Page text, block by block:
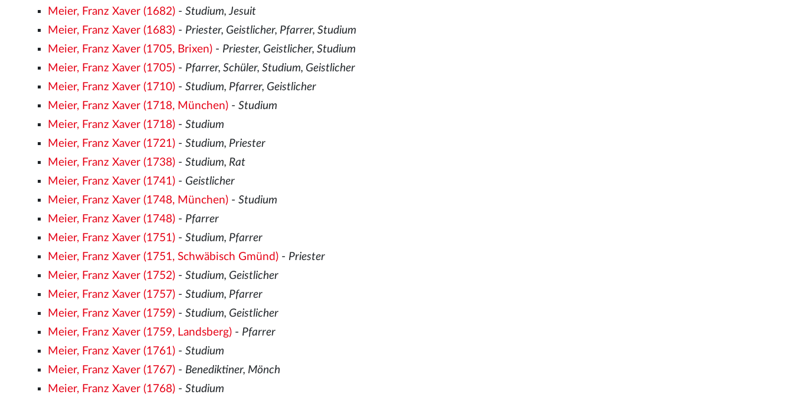
Meier, Franz Xaver (1682) -Studium, Jesuit
Meier, Franz Xaver (1683) - Priester, Geistlicher, Pfarrer, Studium
Meier, Franz Xaver (1705, Brixen) - Priester, Geistlicher, Studium
Meier, Franz Xaver (1705) - Pfarrer, Schüler, Studium, Geistlicher
Meier, Franz Xaver (1710) -Studium, Pfarrer, Geistlicher
Meier, Franz Xaver (1718, München) -Studium
Meier, Franz Xaver (1718) -Studium
Meier, Franz Xaver (1721) -Studium, Priester
Meier, Franz Xaver (1738) -Studium, Rat
Meier, Franz Xaver (1741) - Geistlicher
Meier, Franz Xaver (1748, München) -Studium
Meier, Franz Xaver (1748) - Pfarrer
Meier, Franz Xaver (1751) -Studium, Pfarrer
Meier, Franz Xaver (1751, Schwäbisch Gmünd) - Priester
Meier, Franz Xaver (1752) -Studium, Geistlicher
Meier, Franz Xaver (1757) -Studium, Pfarrer
Meier, Franz Xaver (1759) -Studium, Geistlicher
Meier, Franz Xaver (1759, Landsberg) - Pfarrer
Meier, Franz Xaver (1761) -Studium
Meier, Franz Xaver (1767) - Benediktiner, Mönch
Meier, Franz Xaver (1768) -Studium